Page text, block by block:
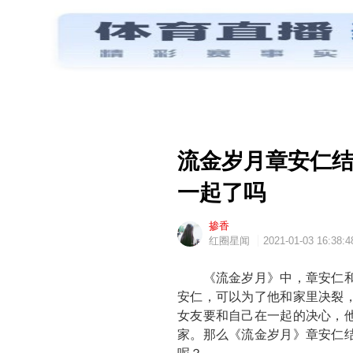
流金岁月章安仁
一起了吗
掺香
红圈星闻
2021-01-03
《流金岁月》中，章安仁和
安仁，可以为了他和家里决裂
女友要和自己在一起的决心，
家。那么《流金岁月》章安仁